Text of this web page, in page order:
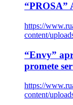
“PROSA”
https://
content/
“Envy”
promete
https://
content/